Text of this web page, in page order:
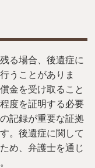
る場合、後遺症に
うことがありま
金を受け取ること
度を証明する必要
記録が重要な証拠
。後遺症に関して
め、弁護士を通じ